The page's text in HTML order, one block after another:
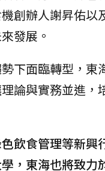
創辦人謝昇佑以
發展。
下面臨轉型，東
論與實務並進，
飲食管理等新興
，東海也將致力